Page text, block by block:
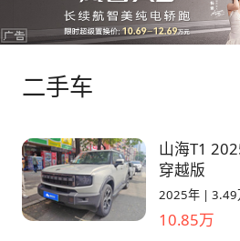
二手车
山海T1
穿越版
2025年 | 3.49
10.85万